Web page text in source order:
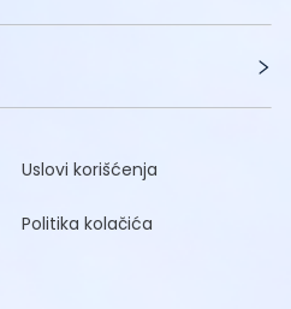
Uslovi korišćenja
Politika kolačića